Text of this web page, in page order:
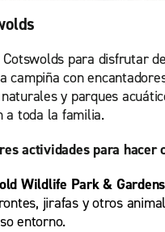
para disfrutar
campiña con
y parques
a toda la familia.
actividades para hacer
Wildlife Park & Gardens
jirafas y otros
entorno.